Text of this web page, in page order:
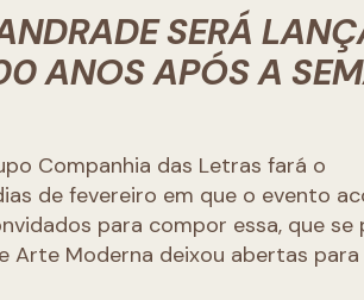
SERÁ
ANOS APÓS A
Companhia das Letras fará o
de fevereiro em que o evento
para compor essa, que se
Arte Moderna deixou abertas para